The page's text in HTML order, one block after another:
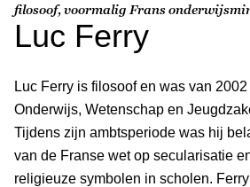
filosoof, voormalig Frans
Luc Ferry
Luc Ferry is filosoof en was van
Onderwijs, Wetenschap en
Tijdens zijn ambtsperiode was hij
van de Franse wet op secularisatie
religieuze symbolen in scholen.